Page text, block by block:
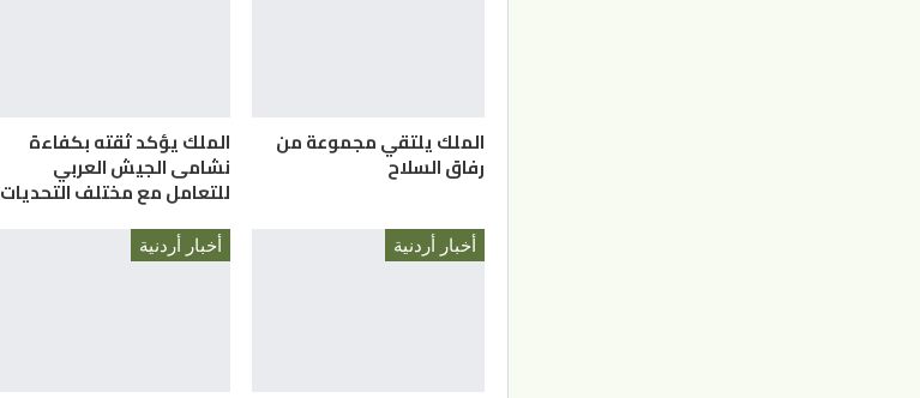
الملك يلتقي مجموعة من
رفاق السلاح
الملك يؤكد ثقته بكفاءة
نشامى الجيش العربي
للتعامل مع مختلف التحديات
أخبار أردنية أخبار أردنية